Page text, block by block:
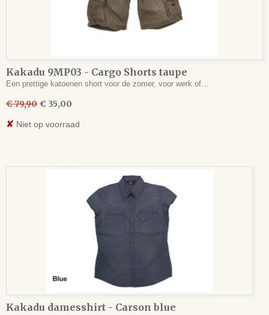
Kakadu 9MP03 - Cargo Shorts taupe
Een prettige katoenen short voor de zomer, voor werk of…
€ 79,90 € 35,00
✘ Niet op voorraad
Kakadu damesshirt - Carson blue